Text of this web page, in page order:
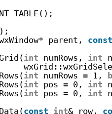
parent, const
int numRows, int
int numRows = 1,
int pos = 0, int
int pos = 0, int
const int& row,